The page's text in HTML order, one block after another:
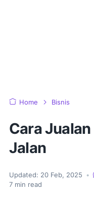
Home Bisnis
Cara
Jalan
Updated: 20 Feb, 2025 •
7 min read